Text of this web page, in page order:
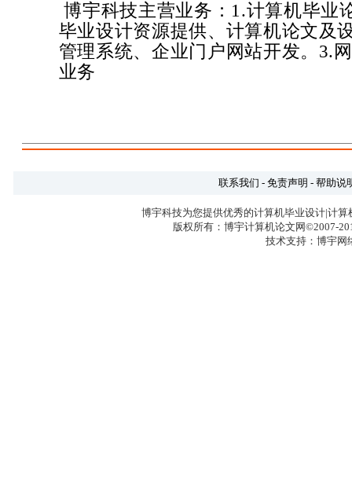
博宇科技主营业务：1.计算机毕业
毕业设计资源提供、计算机论文及
管理系统、企业门户网站开发。3.
业务
联系我们 - 免责声明 - 帮助说
博宇科技为您提供优秀的计算机毕业设计|计
版权所有：博宇计算机论文网©2007-
技术支持：博宇网